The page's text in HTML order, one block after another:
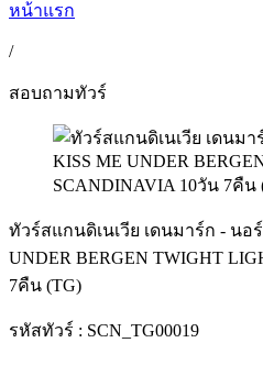
หน้าแรก
/
สอบถามทัวร์
ทัวร์สแกนดิเนเวีย เดนมาร์ก - นอร์
UNDER BERGEN TWIGHT
7คืน (TG)
รหัสทัวร์ : SCN_TG00019